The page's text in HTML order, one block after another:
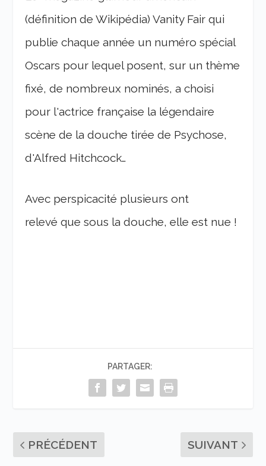
(définition de Wikipédia) Vanity Fair qui
publie chaque année un numéro spécial
Oscars pour lequel posent, sur un thème
fixé, de nombreux nominés, a choisi
pour l'actrice française la légendaire
scène de la douche tirée de Psychose,
d'Alfred Hitchcock…
Avec perspicacité plusieurs ont
relevé que sous la douche, elle est nue !
PARTAGER:
PRÉCÉDENT SUIVANT